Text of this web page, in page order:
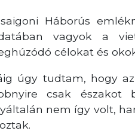
Háborús
vagyok a
célokat és
úgy tudtam, hogy
csak északot
nem így volt,